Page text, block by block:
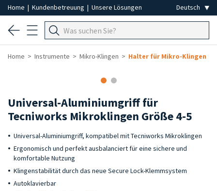
Home | Kundenbetreuung | Unsere Lösungen
Home Instrumente Mikro-Klingen Halter für Mikro-Klingen
Universal-Aluminiumgriff für
Tecniworks Mikroklingen Größe 4-5
Universal-Aluminiumgriff, kompatibel mit Tecniworks Mikroklingen
Ergonomisch und perfekt ausbalanciert für eine sichere und
komfortable Nutzung
Klingenstabilität durch das neue Secure Lock-Klemmsystem
Autoklavierbar